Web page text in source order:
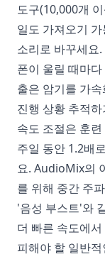
도구(10,000개
일도 가져오기
소리로 바꾸세요
폰이 울릴 때마
출은 암기를 가
진행 상황 추적하
속도 조절은 훈
주일 동안 1.2배
요. AudioMix의
를 위해 중간 주
'음성 부스트'와
더 빠른 속도에
피해야 할 일반